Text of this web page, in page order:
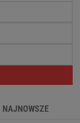
NAJNOWSZE